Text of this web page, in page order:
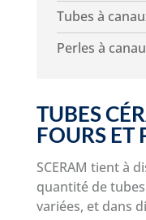
Tubes à
Perles à
TUBES
FOURS ET
SCERAM tient à
quantité de
variées, et dans